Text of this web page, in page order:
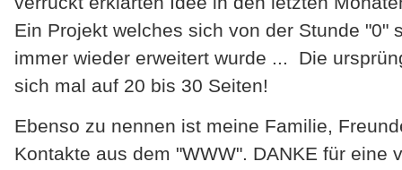
Ein Projekt welches sich von der Stunde "0"
immer wieder erweitert wurde ... Die
sich mal auf 20 bis 30 Seiten!
Ebenso zu nennen ist meine Familie,
Kontakte aus dem "WWW". DANKE für eine